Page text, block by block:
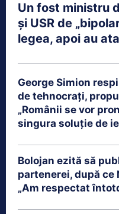
Un fost ministru
și USR de
legea, apoi au
George Simion
de tehnocrați,
„Românii se vor
singura soluție de
Bolojan ezită să
partenerei, după ce
„Am respectat